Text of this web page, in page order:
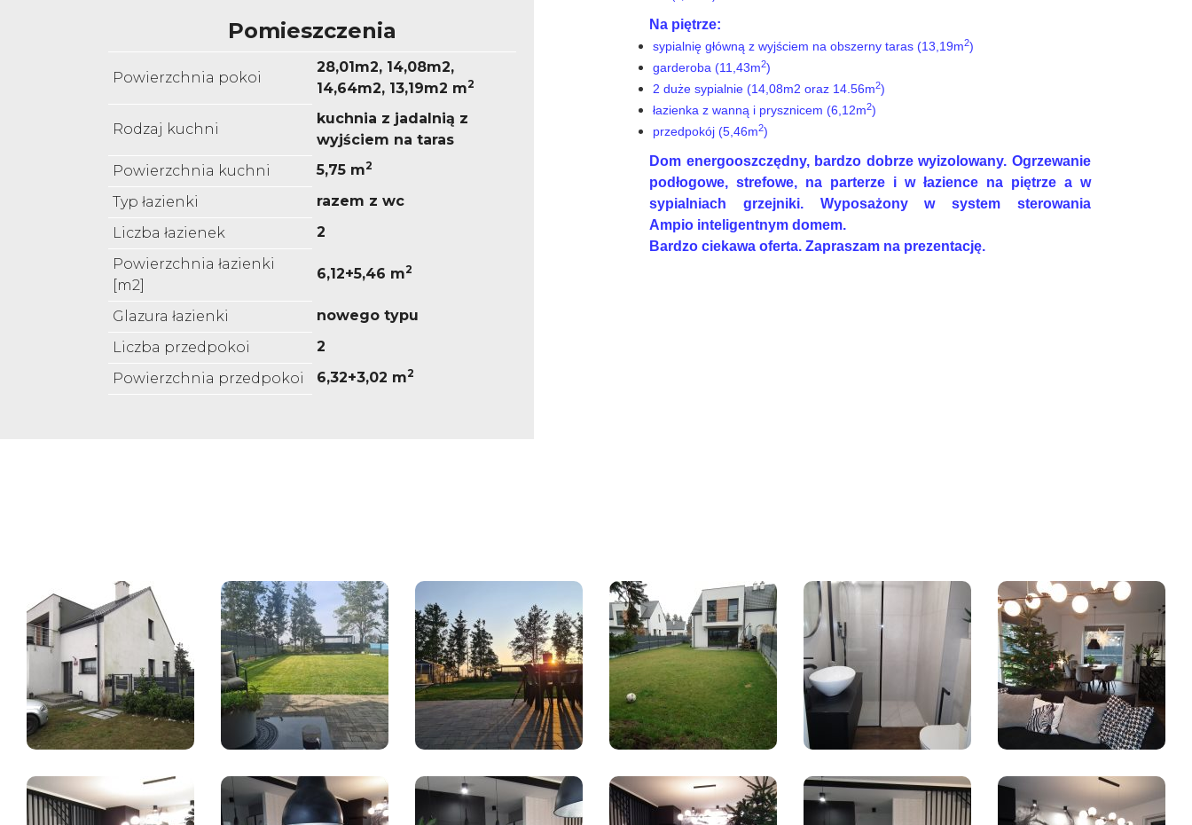
Pomieszczenia
Powierzchnia pokoi
28,01m2, 14,08m2,
14,64m2, 13,19m2 m2
Rodzaj kuchni
kuchnia z jadalnią z
wyjściem na taras
Powierzchnia kuchni
5,75 m2
Typ łazienki
razem z wc
Liczba łazienek
2
Powierzchnia łazienki
[m2]
6,12+5,46 m2
Glazura łazienki
nowego typu
Liczba przedpokoi
2
Powierzchnia przedpokoi
6,32+3,02 m2
Na piętrze:
sypialnię główną z wyjściem na obszerny taras (13,19m2)
garderoba (11,43m2)
2 duże sypialnie (14,08m2 oraz 14.56m2)
łazienka z wanną i prysznicem (6,12m2)
przedpokój (5,46m2)
Dom energooszczędny, bardzo dobrze wyizolowany. Ogrzewanie
podłogowe, strefowe, na parterze i w łazience na piętrze a w
sypialniach grzejniki. Wyposażony w system sterowania
Ampio inteligentnym domem.
Bardzo ciekawa oferta. Zapraszam na prezentację.